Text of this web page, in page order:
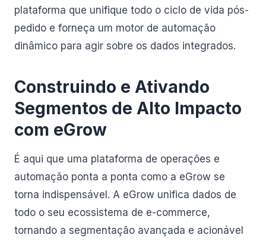
plataforma que unifique todo o ciclo de vida pós-
pedido e forneça um motor de automação
dinâmico para agir sobre os dados integrados.
Construindo e Ativando
Segmentos de Alto Impacto
com eGrow
É aqui que uma plataforma de operações e
automação ponta a ponta como a eGrow se
torna indispensável. A eGrow unifica dados de
todo o seu ecossistema de e-commerce,
tornando a segmentação avançada e acionável